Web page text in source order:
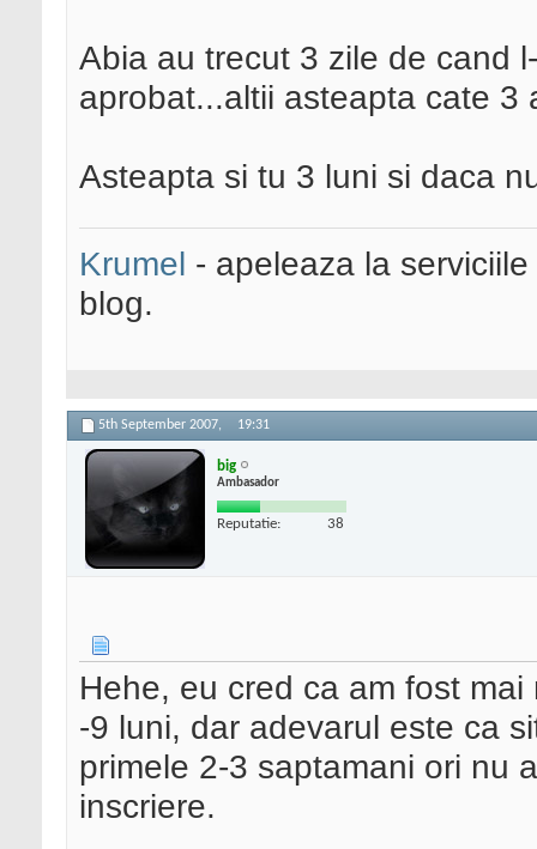
Abia au trecut 3 zile de cand
aprobat...altii asteapta cate 3
Asteapta si tu 3 luni si daca
Krumel - apeleaza la
blog.
5th September 2007, 19:31
big
Ambasador
Reputatie: 38
Hehe, eu cred ca am fost
-9 luni, dar adevarul este ca
primele 2-3 saptamani ori nu
inscriere.